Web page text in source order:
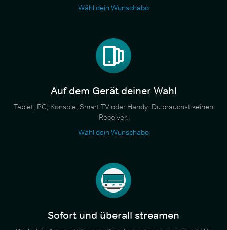
Wähl dein Wunschabo
Auf dem Gerät deiner Wahl
Tablet, PC, Konsole, Smart TV oder Handy. Du brauchst keinen
Receiver.
Wähl dein Wunschabo
Sofort und überall streamen